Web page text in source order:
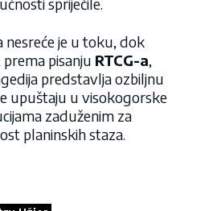
je u toku, dok
pisanju RTCG-a,
predstavlja ozbiljnu
upuštaju u visokogorske
zaduženim za
planinskih staza.